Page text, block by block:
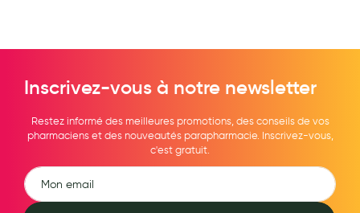
Inscrivez-vous à notre newsletter
Restez informé des meilleures promotions, des conseils de vos
pharmaciens et des nouveautés parapharmacie. Inscrivez-vous,
c'est gratuit.